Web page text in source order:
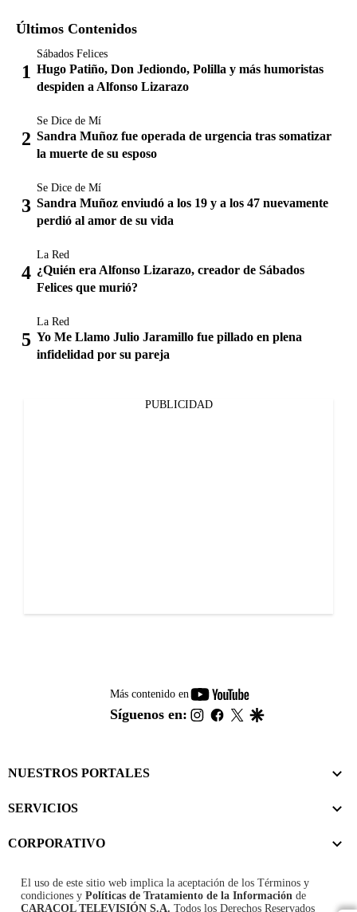
Últimos Contenidos
Sábados Felices
Hugo Patiño, Don Jediondo, Polilla y más humoristas
despiden a Alfonso Lizarazo
Se Dice de Mí
Sandra Muñoz fue operada de urgencia tras somatizar
la muerte de su esposo
Se Dice de Mí
Sandra Muñoz enviudó a los 19 y a los 47 nuevamente
perdió al amor de su vida
La Red
¿Quién era Alfonso Lizarazo, creador de Sábados
Felices que murió?
La Red
Yo Me Llamo Julio Jaramillo fue pillado en plena
infidelidad por su pareja
PUBLICIDAD
Más contenido en
youtube-
footer
Síguenos en: instagram
facebook
twitter
NUESTROS PORTALES
SERVICIOS
CORPORATIVO
El uso de este sitio web implica la aceptación de los Términos y
condiciones y Políticas de Tratamiento de la Información de
CARACOL TELEVISIÓN S.A. Todos los Derechos Reservados